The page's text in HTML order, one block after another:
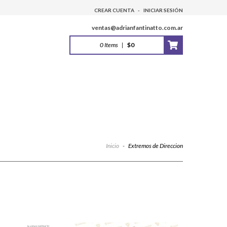
CREAR CUENTA - INICIAR SESIÓN
ventas@adrianfantinatto.com.ar
0Items | $0
Inicio - Extremos de Direccion